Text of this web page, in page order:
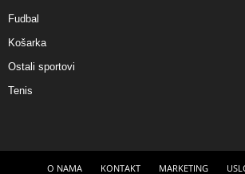
Fudbal
Košarka
Ostali sportovi
Tenis
O NAMA KONTAKT MARKETING